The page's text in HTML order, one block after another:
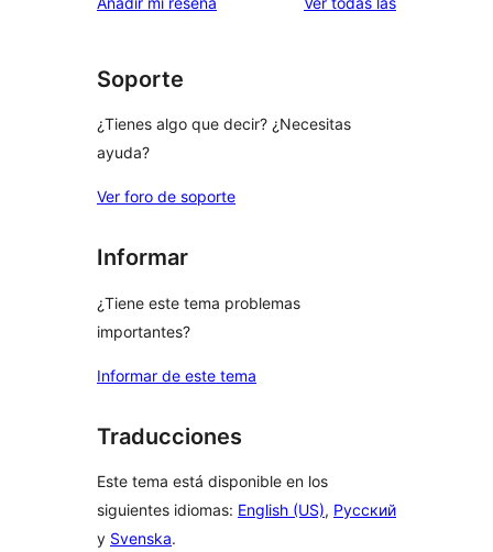
Soporte
¿Tienes algo que decir? ¿Necesitas
ayuda?
Ver foro de soporte
Informar
¿Tiene este tema problemas
importantes?
Informar de este tema
Traducciones
Este tema está disponible en los
siguientes idiomas: English (US), Русский
y Svenska.